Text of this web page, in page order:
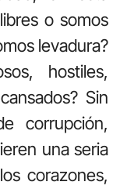
o somos
levadura?
hostiles,
Sin
corrupción,
una seria
corazones,